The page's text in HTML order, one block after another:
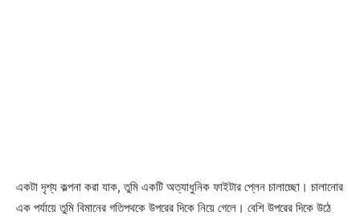
একটা দৃশ্য কল্পনা করা যাক, তুমি একটি অত্যাধুনিক ফাইটার প্লেন চালাচ্ছো। চালানোর
এক পর্যায়ে তুমি বিমানের গতিপথকে উপরের দিকে নিয়ে গেলে। বেশি উপরের দিকে উঠে